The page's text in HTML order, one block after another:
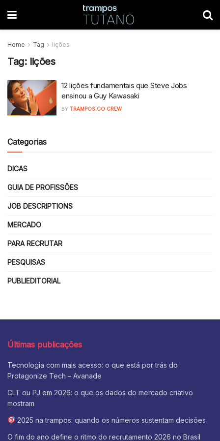
Home Tag lições
Tag: lições
12 lições fundamentais que Steve Jobs
ensinou a Guy Kawasaki
BY TRAMPOS.CO CREW
Categorias
DICAS
GUIA DE PROFISSÕES
JOB DESCRIPTIONS
MERCADO
PARA RECRUTAR
PESQUISAS
PUBLIEDITORIAL
Últimas publicações
Tecnologia com mais acesso: o que está por trás do
Protagonize Tech – Avanade
CLT ou PJ em 2026: o que os dados do mercado criativo
mostram
2025 na trampos: quando os números sustentam decisões
O fim do ano define o ritmo do recrutamento 2026 no Brasil